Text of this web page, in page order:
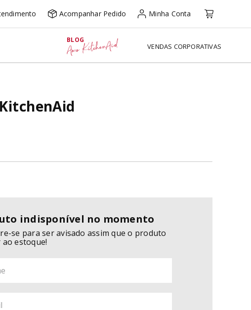
Acompanhar Pedido Minha Conta
BLOG
Amo KitchenAid VENDAS CORPORATIVAS
indisponível no momento
se para ser avisado assim que o produto
ao estoque!